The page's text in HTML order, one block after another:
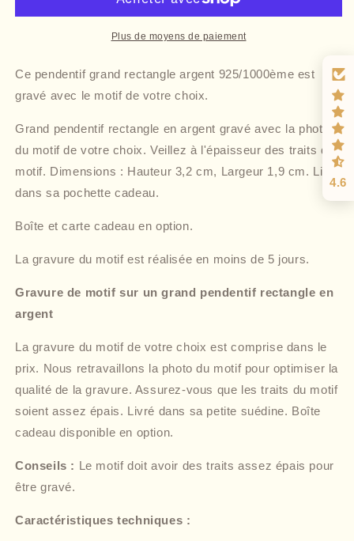
Plus de moyens de paiement
Ce pendentif grand rectangle argent 925/1000ème est
gravé avec le motif de votre choix.
Grand pendentif rectangle en argent gravé avec la photo
du motif de votre choix. Veillez à l'épaisseur des traits du
motif. Dimensions : Hauteur 3,2 cm, Largeur 1,9 cm. Livré
dans sa pochette cadeau.
Boîte et carte cadeau en option.
La gravure du motif est réalisée en moins de 5 jours.
Gravure de motif sur un grand pendentif rectangle en
argent
La gravure du motif de votre choix est comprise dans le
prix. Nous retravaillons la photo du motif pour optimiser la
qualité de la gravure. Assurez-vous que les traits du motif
soient assez épais. Livré dans sa petite suédine. Boîte
cadeau disponible en option.
Conseils : Le motif doit avoir des traits assez épais pour
être gravé.
Caractéristiques techniques :
4.6